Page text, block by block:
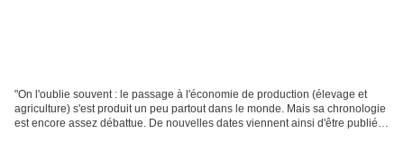
"On l'oublie souvent : le passage à l'économie de production (élevage et
agriculture) s'est produit un peu partout dans le monde. Mais sa chronologie
est encore assez débattue. De nouvelles dates viennent ainsi d'être publiées